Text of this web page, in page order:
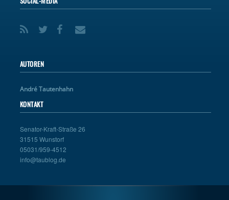
AUTOREN
André Tautenhahn
KONTAKT
Senator-Kraft-Straße 26
31515 Wunstorf
05031/959-4512
info@taublog.de